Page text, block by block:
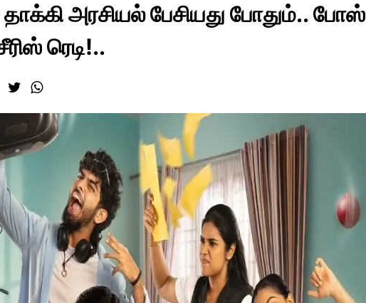
அரசியல் பேசியது போதும்.. போஸ்
ரெடி!..